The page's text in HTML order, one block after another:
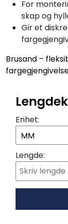
For
skap og
Gir et
Brusand –
Enhet:
Lengde: